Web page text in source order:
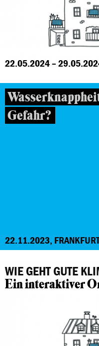
22.05.2024 –
Gefahr?
22.11.2023,
WIE GEHT GUTE
Ein interaktiver